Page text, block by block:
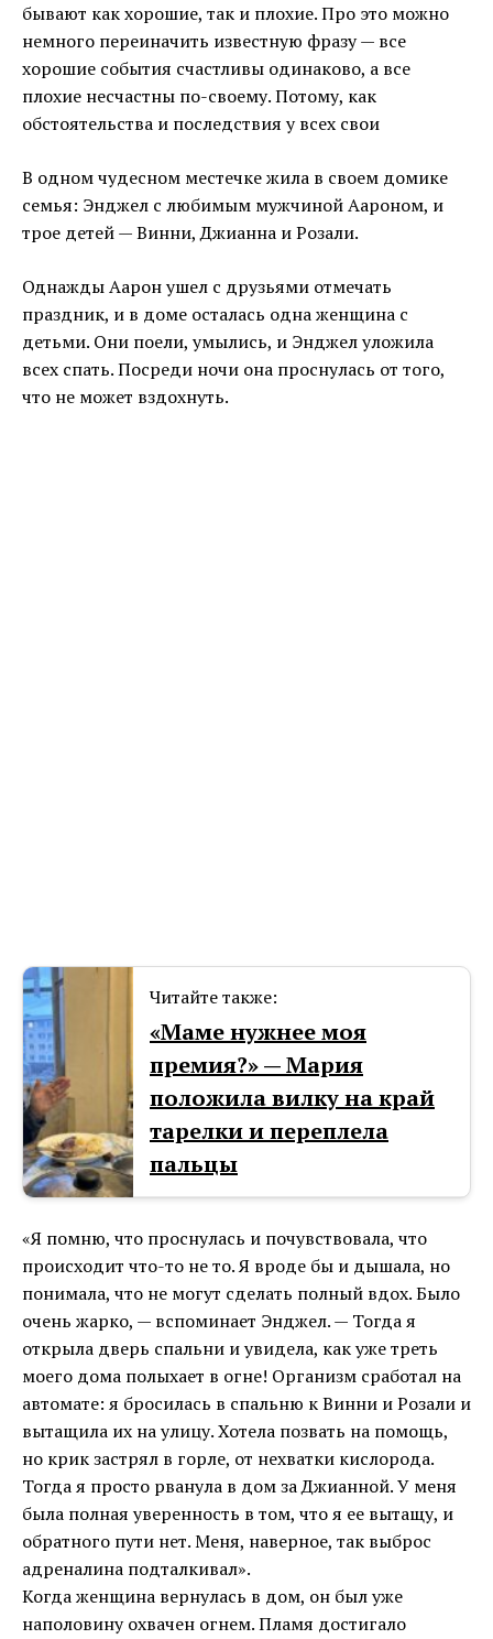
бывают как хорошие, так и плохие. Про это можно
немного переиначить известную фразу — все
хорошие события счастливы одинаково, а все
плохие несчастны по-своему. Потому, как
обстоятельства и последствия у всех свои
В одном чудесном местечке жила в своем домике
семья: Энджел с любимым мужчиной Аароном, и
трое детей — Винни, Джианна и Розали.
Однажды Аарон ушел с друзьями отмечать
праздник, и в доме осталась одна женщина с
детьми. Они поели, умылись, и Энджел уложила
всех спать. Посреди ночи она проснулась от того,
что не может вздохнуть.
Читайте также:
«Маме нужнее моя
премия?» — Мария
положила вилку на край
тарелки и переплела
пальцы
«Я помню, что проснулась и почувствовала, что
происходит что-то не то. Я вроде бы и дышала, но
понимала, что не могут сделать полный вдох. Было
очень жарко, — вспоминает Энджел. — Тогда я
открыла дверь спальни и увидела, как уже треть
моего дома полыхает в огне! Организм сработал на
автомате: я бросилась в спальню к Винни и Розали и
вытащила их на улицу. Хотела позвать на помощь,
но крик застрял в горле, от нехватки кислорода.
Тогда я просто рванула в дом за Джианной. У меня
была полная уверенность в том, что я ее вытащу, и
обратного пути нет. Меня, наверное, так выброс
адреналина подталкивал».
Когда женщина вернулась в дом, он был уже
наполовину охвачен огнем. Пламя достигало